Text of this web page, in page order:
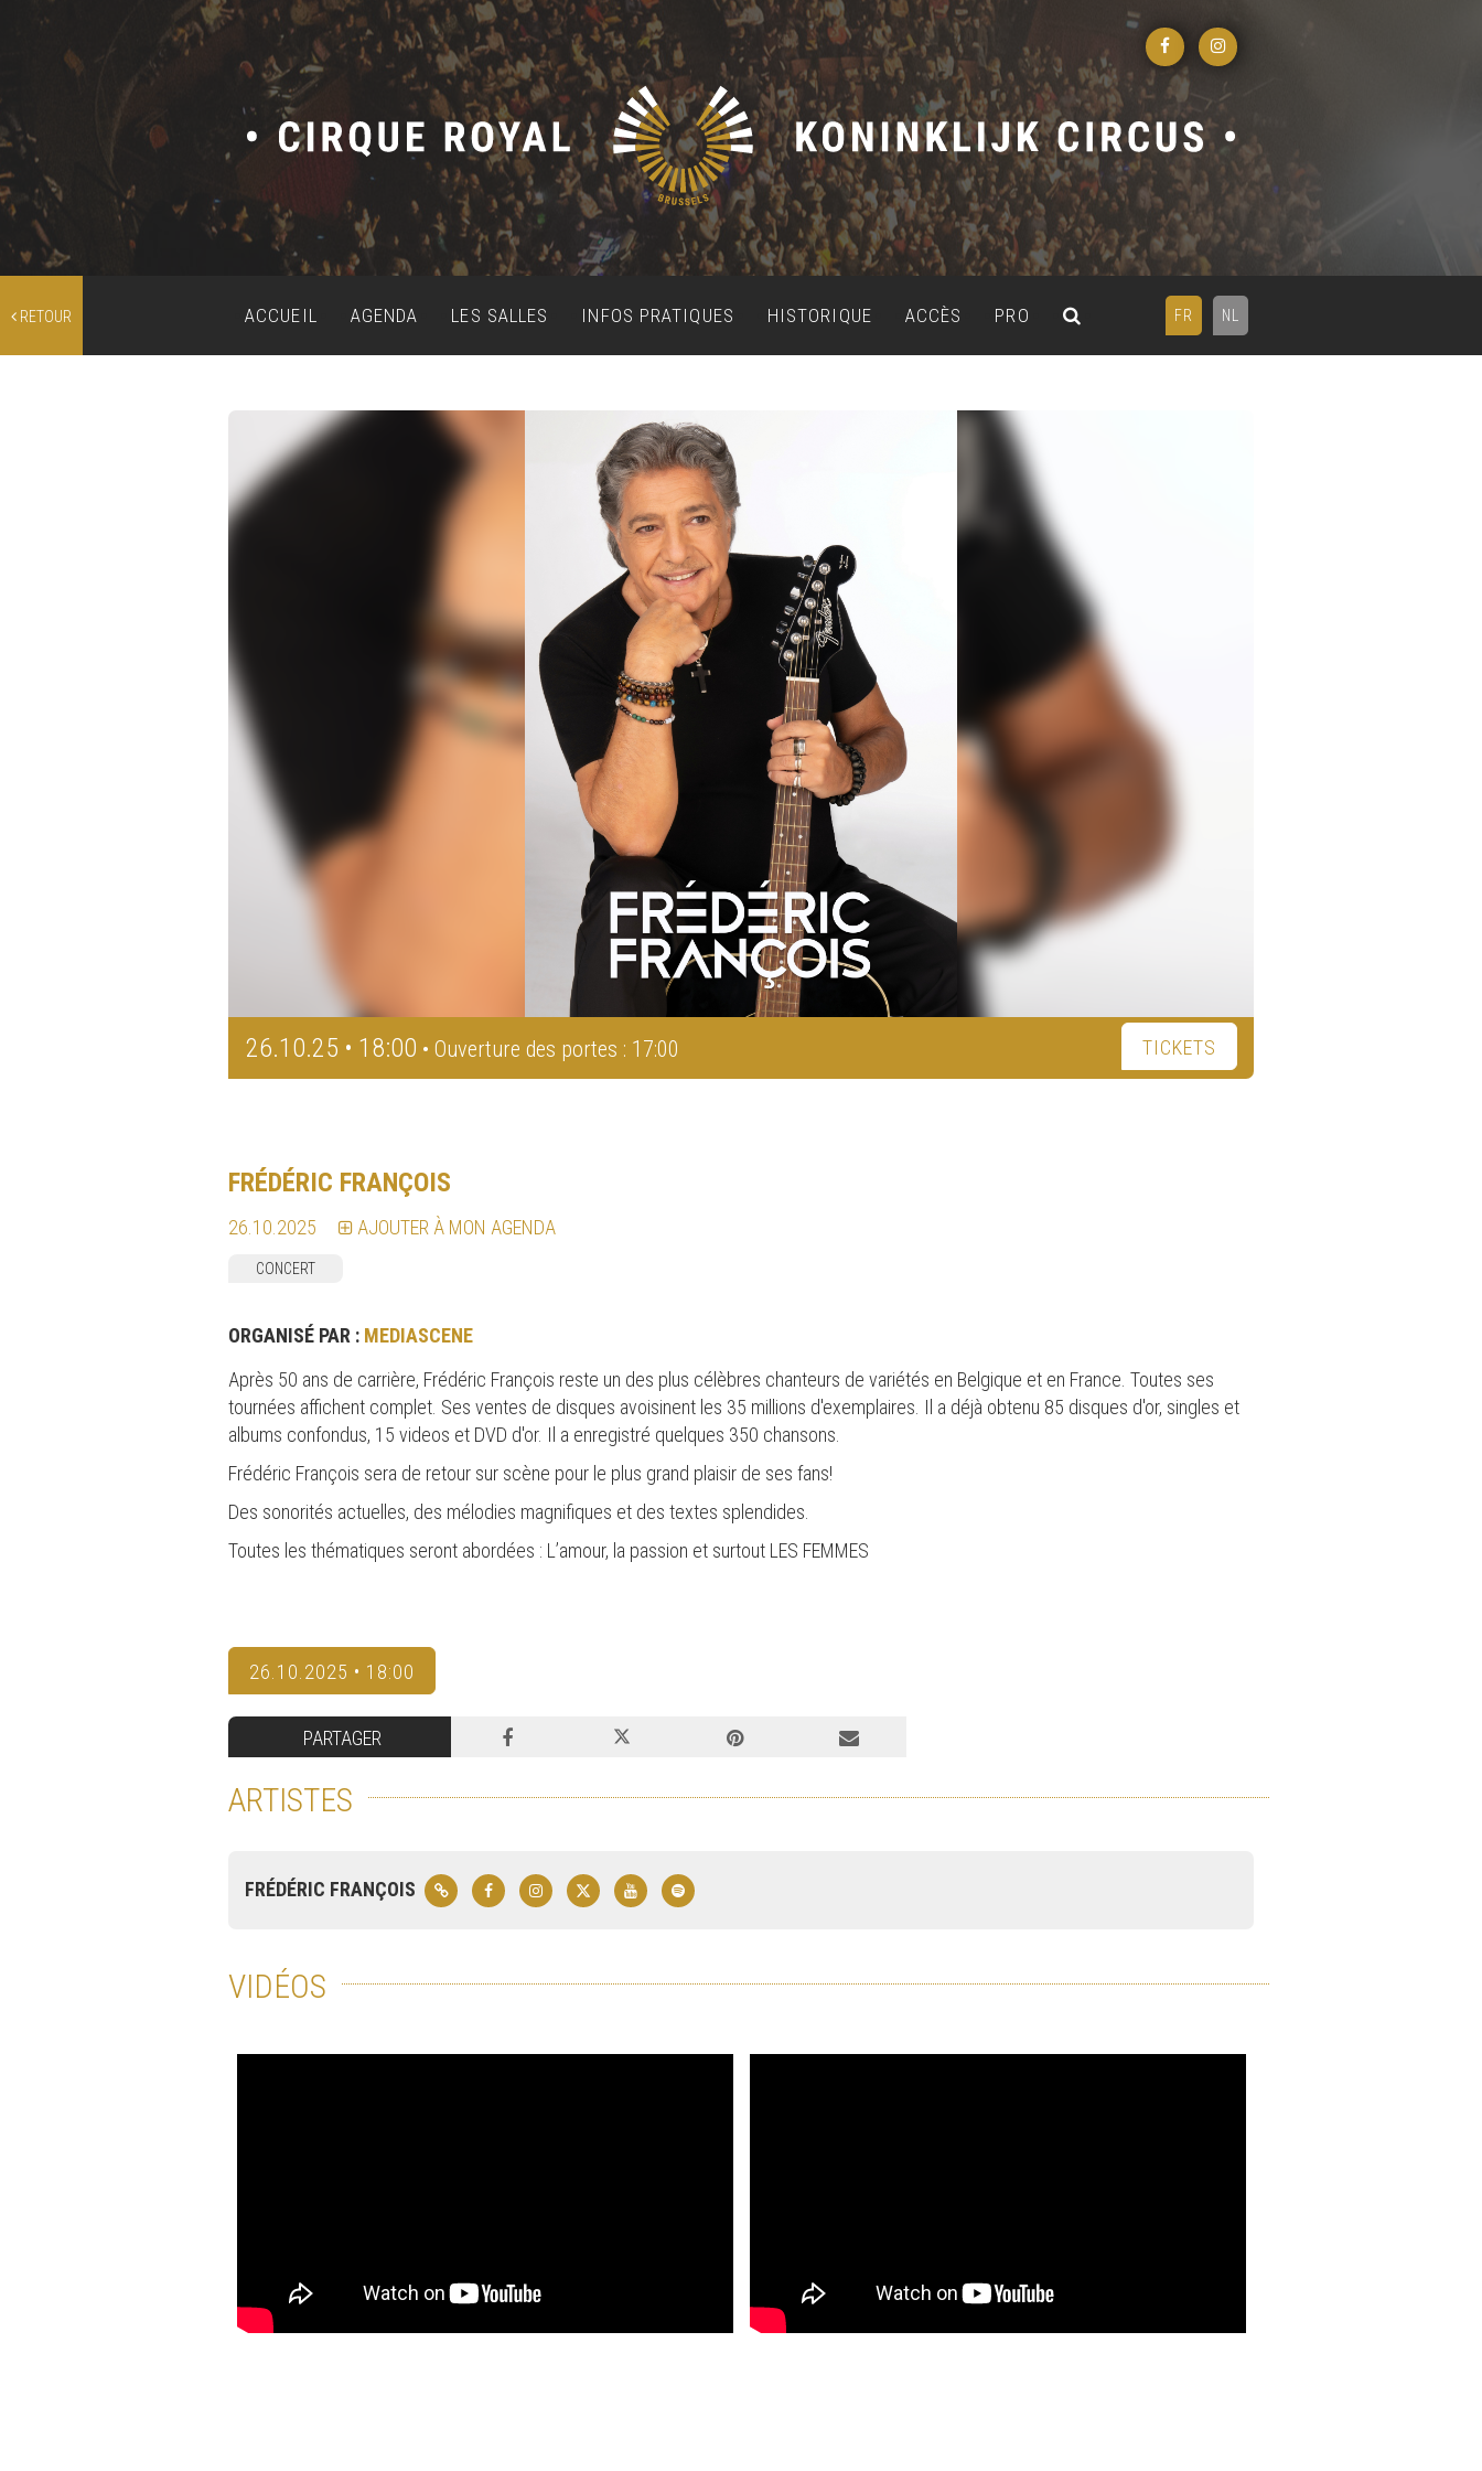
RETOUR FR NL
ACCUEIL AGENDA LES SALLES INFOS PRATIQUES HISTORIQUE ACCÈS PRO
26.10.25 • 18:00 • Ouverture des portes : 17:00 TICKETS
FRÉDÉRIC FRANÇOIS
26.10.2025 AJOUTER À MON AGENDA
CONCERT
ORGANISÉ PAR : MEDIASCENE
Après 50 ans de carrière, Frédéric François reste un des plus célèbres chanteurs de variétés en Belgique et en France. Toutes ses
tournées affichent complet. Ses ventes de disques avoisinent les 35 millions d'exemplaires. Il a déjà obtenu 85 disques d'or, singles et
albums confondus, 15 videos et DVD d'or. Il a enregistré quelques 350 chansons.
Frédéric François sera de retour sur scène pour le plus grand plaisir de ses fans!
Des sonorités actuelles, des mélodies magnifiques et des textes splendides.
Toutes les thématiques seront abordées : L’amour, la passion et surtout LES FEMMES
26.10.2025 • 18:00
PARTAGER
ARTISTES
FRÉDÉRIC FRANÇOIS
VIDÉOS